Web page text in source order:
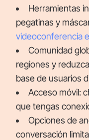
Herramientas
pegatinas y
videoconferencia
Comunidad
regiones y
base de usuarios
Acceso móvil:
que tengas
Opciones de
conversación